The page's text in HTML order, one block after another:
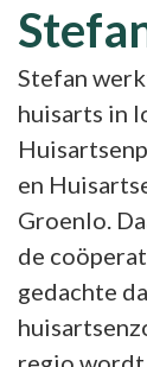
Stefan
huisarts in
en
Groenlo.
de
gedachte